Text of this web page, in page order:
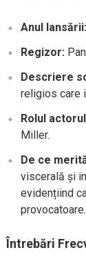
Anul lansării:
Regizor:
Descriere
religios care
Rolul
Miller.
De ce
viscerală și
evidențiind
provocatoare.
Întrebări